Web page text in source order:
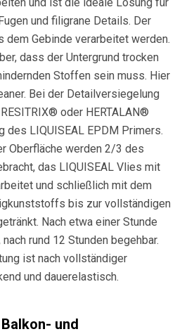
und filigrane Details. Der
dem Gebinde verarbeitet werden.
dass der Untergrund trocken
Stoffen sein muss. Hier
Bei der Detailversiegelung
oder HERTALAN®
des LIQUISEAL EPDM Primers.
Oberfläche werden 2/3 des
das LIQUISEAL Vlies mit
und schließlich mit dem
bis zur vollständigen
Nach etwa einer Stunde
rund 12 Stunden begehbar.
ist nach vollständiger
und dauerelastisch.
und